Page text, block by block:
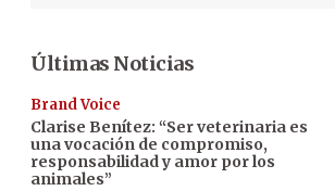
Últimas Noticias
Brand Voice
Clarise Benítez: “Ser veterinaria es
una vocación de compromiso,
responsabilidad y amor por los
animales”